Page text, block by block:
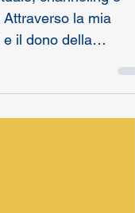
channeling e
la mia
il dono della
spiritualità, posso stabilire...